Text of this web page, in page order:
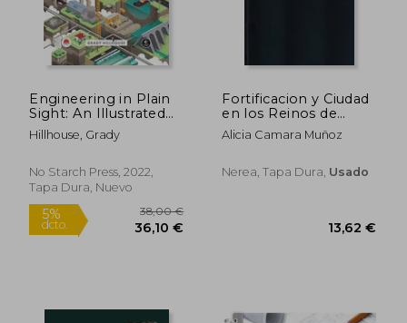
Engineering in Plain
Sight: An Illustrated
Field Guide to the
Constructed
Inglés)
Hillhouse, Grady
No Starch Press, 2022,
Tapa Dura, Nuevo
Fortificacion y Ciudad
en los Reinos de
Felipe ii
Alicia Camara Muñoz
Nerea, Tapa Dura, Usado